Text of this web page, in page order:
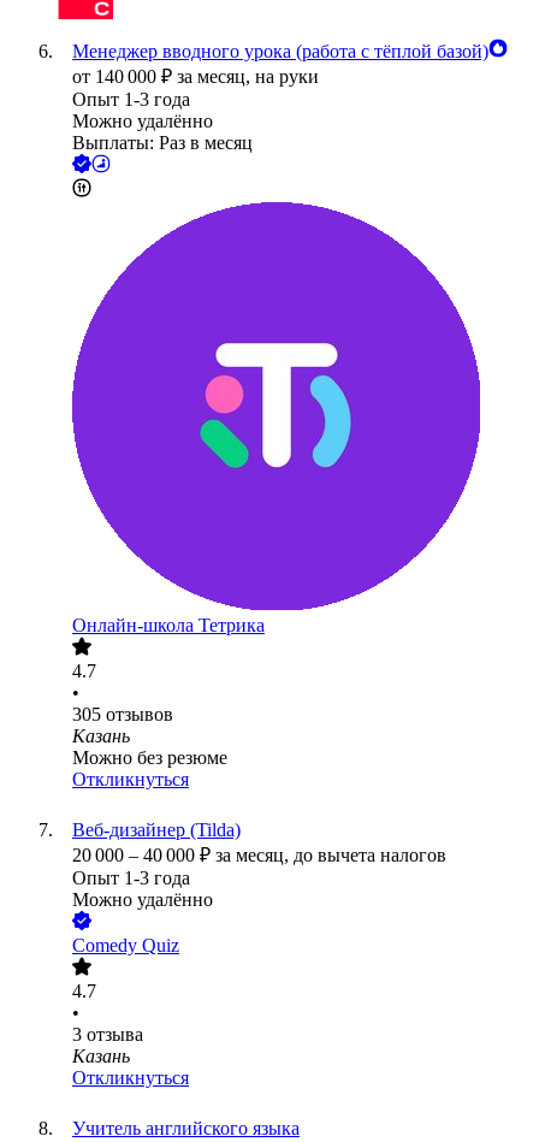
Менеджер вводного урока (работа с тёплой базой)
от 140 000 ₽ за месяц, на руки
Опыт 1-3 года
Можно удалённо
Выплаты: Раз в месяц
Онлайн-школа Тетрика
4.7
•
305 отзывов
Казань
Можно без резюме
Откликнуться
Веб-дизайнер (Tilda)
20 000 – 40 000 ₽ за месяц, до вычета налогов
Опыт 1-3 года
Можно удалённо
Comedy Quiz
4.7
•
3 отзыва
Казань
Откликнуться
Учитель английского языка